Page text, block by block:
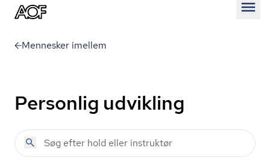
Mennesker imellem
Personlig udvikling